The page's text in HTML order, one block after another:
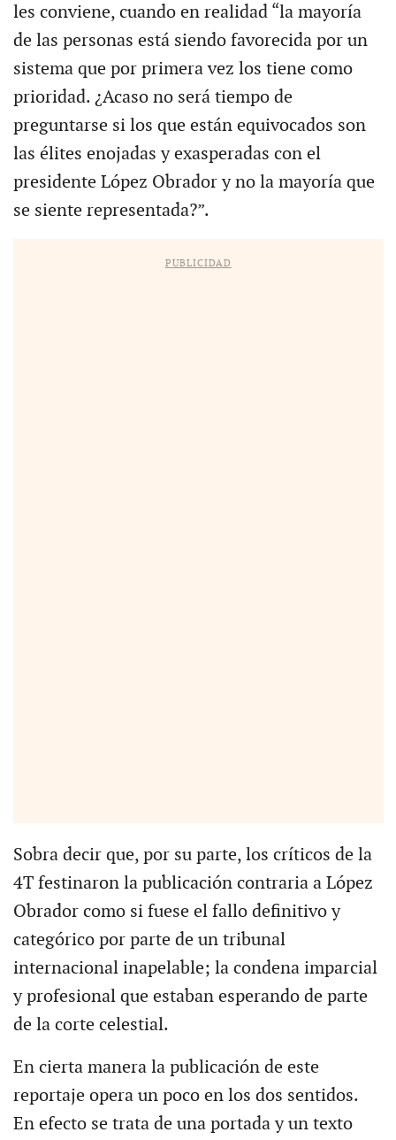
les conviene, cuando en realidad “la mayoría
de las personas está siendo favorecida por un
sistema que por primera vez los tiene como
prioridad. ¿Acaso no será tiempo de
preguntarse si los que están equivocados son
las élites enojadas y exasperadas con el
presidente López Obrador y no la mayoría que
se siente representada?”.
PUBLICIDAD
Sobra decir que, por su parte, los críticos de la
4T festinaron la publicación contraria a López
Obrador como si fuese el fallo definitivo y
categórico por parte de un tribunal
internacional inapelable; la condena imparcial
y profesional que estaban esperando de parte
de la corte celestial.
En cierta manera la publicación de este
reportaje opera un poco en los dos sentidos.
En efecto se trata de una portada y un texto